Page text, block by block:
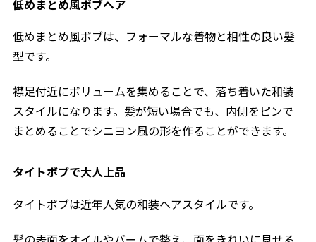
低めまとめ風ボブヘア
低めまとめ風ボブは、フォーマルな着物と相性の良い髪
型です。
襟足付近にボリュームを集めることで、落ち着いた和装
スタイルになります。髪が短い場合でも、内側をピンで
まとめることでシニヨン風の形を作ることができます。
タイトボブで大人上品
タイトボブは近年人気の和装ヘアスタイルです。